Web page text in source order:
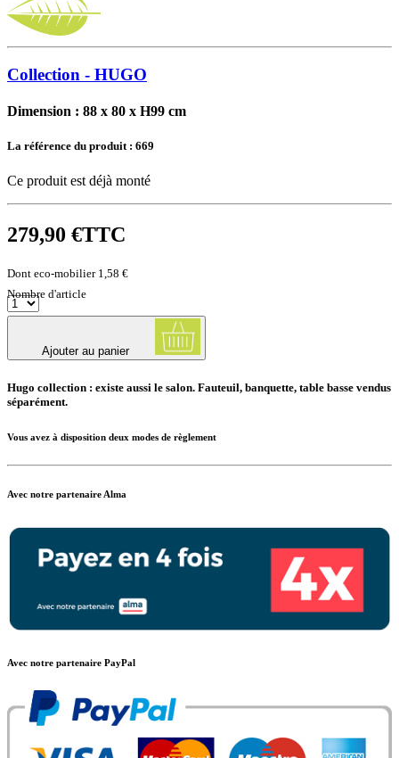
Collection - HUGO
Dimension : 88 x 80 x H99 cm
La référence du produit : 669
Ce produit est déjà monté
279,90 €TTC
Dont eco-mobilier 1,58 €
Nombre d'article
Ajouter au panier
Hugo collection : existe aussi le salon. Fauteuil, banquette, table basse vendus
séparément.
Vous avez à disposition deux modes de règlement
Avec notre partenaire Alma
Avec notre partenaire PayPal